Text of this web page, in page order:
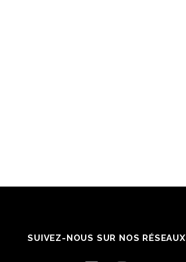
SUIVEZ-NOUS SUR NOS RÉSEAUX